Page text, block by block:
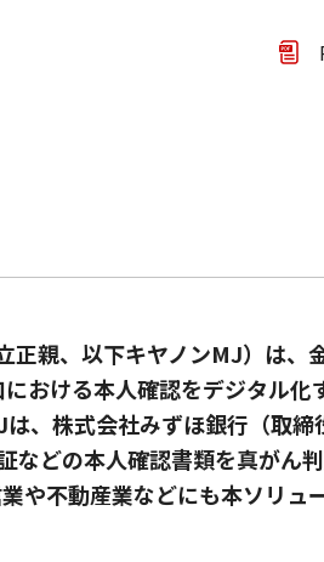
親、以下キヤノンMJ）は、
おける本人確認をデジタル
、株式会社みずほ銀行（取
どの本人確認書類を真がん
や不動産業などにも本ソリュ